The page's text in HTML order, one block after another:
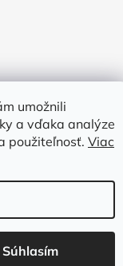
umožnili
a vďaka analýze
použiteľnosť. Viac
Súhlasím
vyhradené.Upraviť